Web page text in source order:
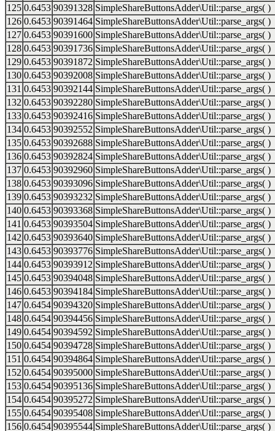
125 0.6453 90391328 SimpleShareButtonsAdder\Util::parse_args( )
126 0.6453 90391464 SimpleShareButtonsAdder\Util::parse_args( )
127 0.6453 90391600 SimpleShareButtonsAdder\Util::parse_args( )
128 0.6453 90391736 SimpleShareButtonsAdder\Util::parse_args( )
129 0.6453 90391872 SimpleShareButtonsAdder\Util::parse_args( )
130 0.6453 90392008 SimpleShareButtonsAdder\Util::parse_args( )
131 0.6453 90392144 SimpleShareButtonsAdder\Util::parse_args( )
132 0.6453 90392280 SimpleShareButtonsAdder\Util::parse_args( )
133 0.6453 90392416 SimpleShareButtonsAdder\Util::parse_args( )
134 0.6453 90392552 SimpleShareButtonsAdder\Util::parse_args( )
135 0.6453 90392688 SimpleShareButtonsAdder\Util::parse_args( )
136 0.6453 90392824 SimpleShareButtonsAdder\Util::parse_args( )
137 0.6453 90392960 SimpleShareButtonsAdder\Util::parse_args( )
138 0.6453 90393096 SimpleShareButtonsAdder\Util::parse_args( )
139 0.6453 90393232 SimpleShareButtonsAdder\Util::parse_args( )
140 0.6453 90393368 SimpleShareButtonsAdder\Util::parse_args( )
141 0.6453 90393504 SimpleShareButtonsAdder\Util::parse_args( )
142 0.6453 90393640 SimpleShareButtonsAdder\Util::parse_args( )
143 0.6453 90393776 SimpleShareButtonsAdder\Util::parse_args( )
144 0.6453 90393912 SimpleShareButtonsAdder\Util::parse_args( )
145 0.6453 90394048 SimpleShareButtonsAdder\Util::parse_args( )
146 0.6453 90394184 SimpleShareButtonsAdder\Util::parse_args( )
147 0.6454 90394320 SimpleShareButtonsAdder\Util::parse_args( )
148 0.6454 90394456 SimpleShareButtonsAdder\Util::parse_args( )
149 0.6454 90394592 SimpleShareButtonsAdder\Util::parse_args( )
150 0.6454 90394728 SimpleShareButtonsAdder\Util::parse_args( )
151 0.6454 90394864 SimpleShareButtonsAdder\Util::parse_args( )
152 0.6454 90395000 SimpleShareButtonsAdder\Util::parse_args( )
153 0.6454 90395136 SimpleShareButtonsAdder\Util::parse_args( )
154 0.6454 90395272 SimpleShareButtonsAdder\Util::parse_args( )
155 0.6454 90395408 SimpleShareButtonsAdder\Util::parse_args( )
156 0.6454 90395544 SimpleShareButtonsAdder\Util::parse_args( )